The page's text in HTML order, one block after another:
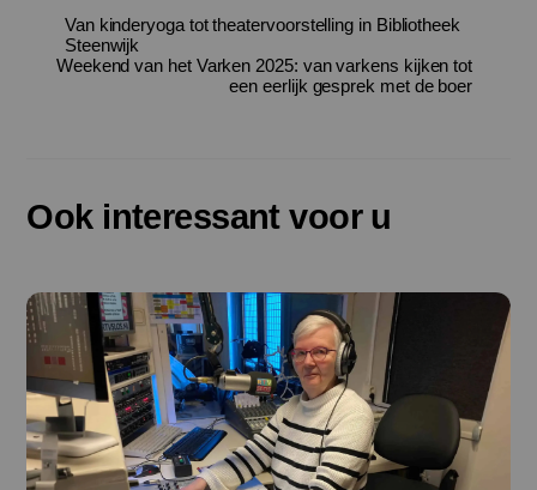
Van kinderyoga tot theatervoorstelling in Bibliotheek
Steenwijk
Weekend van het Varken 2025: van varkens kijken tot
een eerlijk gesprek met de boer
Ook interessant voor u